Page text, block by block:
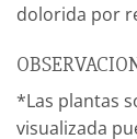
dolorida por
*Las plantas
visualizada